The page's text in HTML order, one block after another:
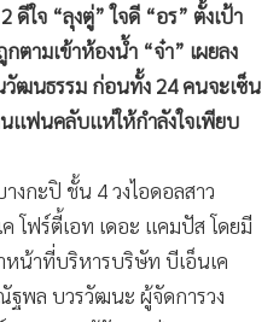
ใจ “ลุงตู่” ใจดี “อร” ตั้งเป้า
ตามเข้าห้องน้ำ “จ๋า” เผยลง
วัฒนธรรม ก่อนทั้ง 24 คนจะเซ็น
แฟนคลับแห่ให้กำลังใจเพียบ
งกะปิ ชั้น 4 วงไอดอลสาว
โฟร์ตี้เอท เดอะ แคมปัส โดยมี
หน้าที่บริหารบริษัท บีเอ็นเค
พล บวรวัฒนะ ผู้จัดการวง